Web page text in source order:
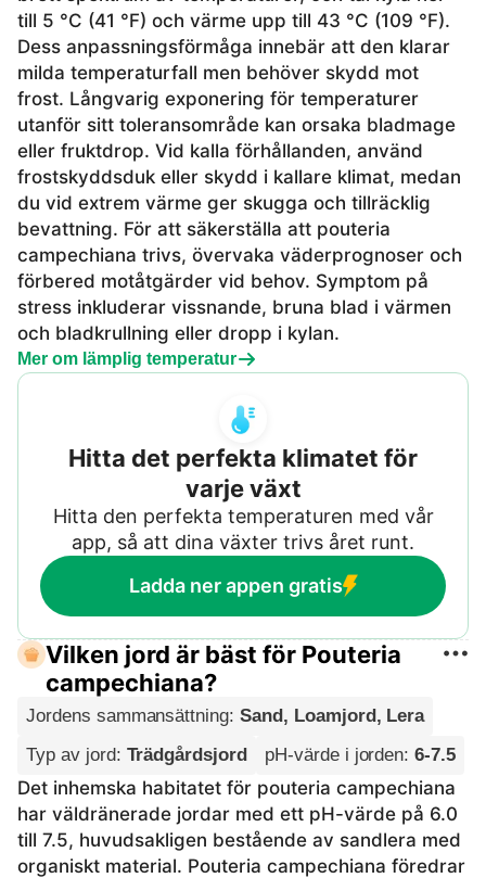
till 5 °C (41 °F) och värme upp till 43 °C (109 °F).
Dess anpassningsförmåga innebär att den klarar
milda temperaturfall men behöver skydd mot
frost. Långvarig exponering för temperaturer
utanför sitt toleransområde kan orsaka bladmage
eller fruktdrop. Vid kalla förhållanden, använd
frostskyddsduk eller skydd i kallare klimat, medan
du vid extrem värme ger skugga och tillräcklig
bevattning. För att säkerställa att pouteria
campechiana trivs, övervaka väderprognoser och
förbered motåtgärder vid behov. Symptom på
stress inkluderar vissnande, bruna blad i värmen
och bladkrullning eller dropp i kylan.
Mer om lämplig temperatur
Hitta det perfekta klimatet för
varje växt
Hitta den perfekta temperaturen med vår
app, så att dina växter trivs året runt.
Ladda ner appen gratis
Vilken jord är bäst för Pouteria
campechiana?
Jordens sammansättning: Sand, Loamjord, Lera
Typ av jord: Trädgårdsjord pH-värde i jorden: 6-7.5
Det inhemska habitatet för pouteria campechiana
har väldränerade jordar med ett pH-värde på 6.0
till 7.5, huvudsakligen bestående av sandlera med
organiskt material. Pouteria campechiana föredrar